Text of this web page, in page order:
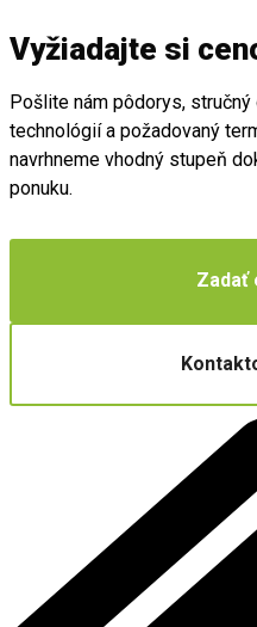
Vyžiadajte si
Pošlite nám pôdorys,
technológií a požadovaný
navrhneme vhodný stupeň
ponuku.
Zadať